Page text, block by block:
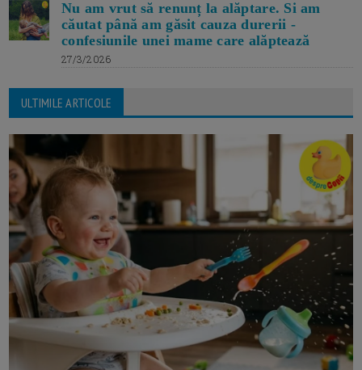
Nu am vrut să renunț la alăptare. Si am
căutat până am găsit cauza durerii -
confesiunile unei mame care alăptează
27/3/2026
ULTIMILE ARTICOLE